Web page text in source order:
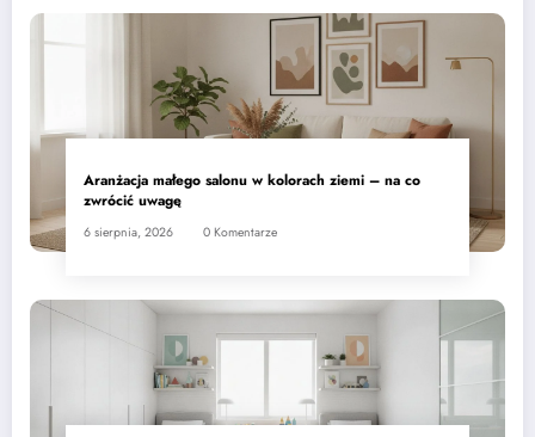
Aranżacja małego salonu w kolorach ziemi – na co
zwrócić uwagę
6 sierpnia, 2026 0 Komentarze